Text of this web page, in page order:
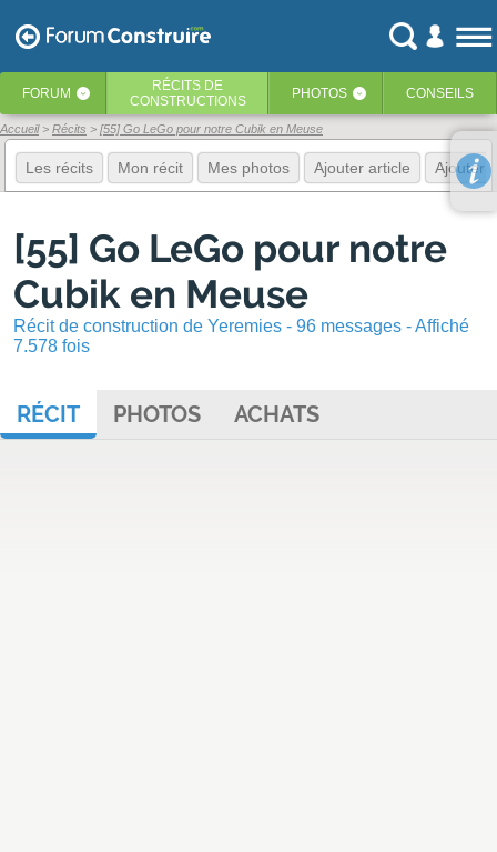
FORUM ‹ RÉCITS DE
CONSTRUCTIONS
PHOTOS ‹ CONSEILS
Accueil Récits [55] Go LeGo pour notre Cubik en Meuse
Les récits Mon récit Mes photos Ajouter article Ajouter
[55] Go LeGo pour notre
Cubik en Meuse
Récit de construction de Yeremies - 96 messages - Affiché
7.578 fois
RÉCIT PHOTOS ACHATS